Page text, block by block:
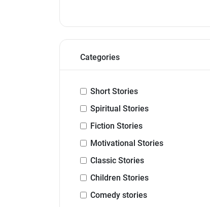
Categories
Short Stories
Spiritual Stories
Fiction Stories
Motivational Stories
Classic Stories
Children Stories
Comedy stories